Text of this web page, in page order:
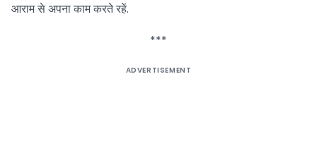
आराम से अपना काम करते रहें.
***
ADVERTISEMENT